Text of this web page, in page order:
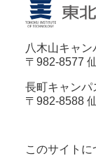
八木山キャン
〒982-8577
長町キャンパ
〒982-8588
このサイトに